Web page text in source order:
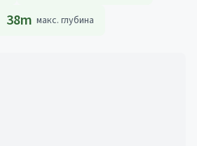
38m макс. глубина